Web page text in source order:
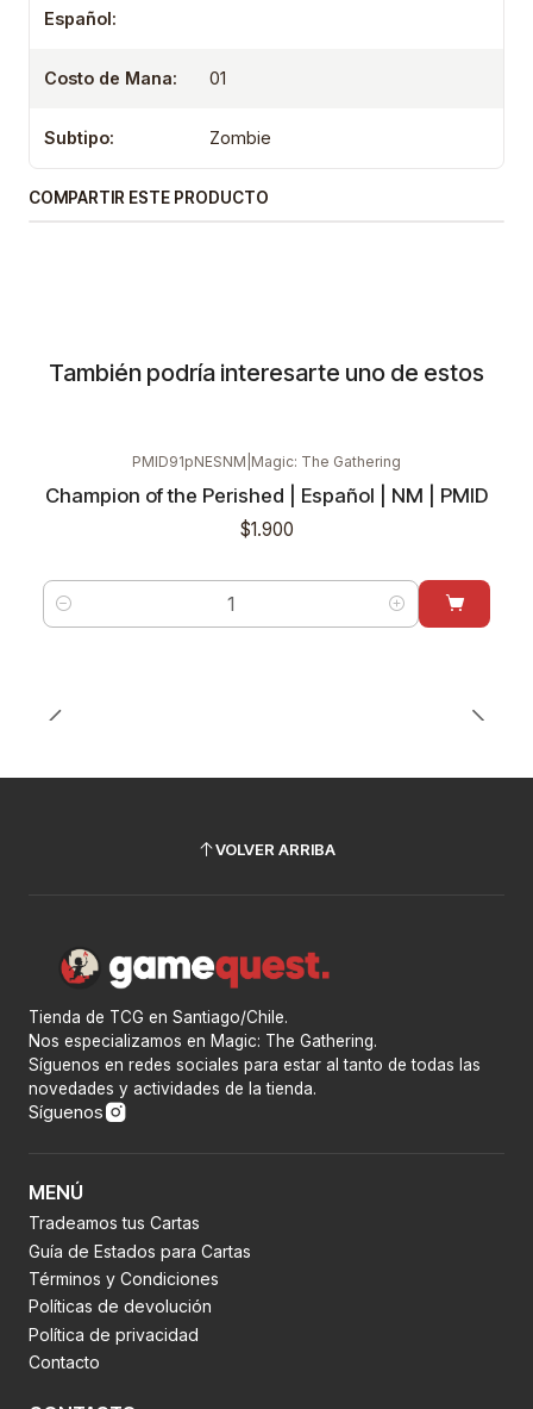
Español:
Costo de Mana: 01
Subtipo: Zombie
COMPARTIR ESTE PRODUCTO
También podría interesarte uno de estos
PMID91pNESNM Magic: The Gathering
Champion of the Perished | Español | NM | PMID
$1.900
Cantidad
VOLVER ARRIBA
Tienda de TCG en Santiago/Chile.
Nos especializamos en Magic: The Gathering.
Síguenos en redes sociales para estar al tanto de todas las
novedades y actividades de la tienda.
Síguenos
MENÚ
Tradeamos tus Cartas
Guía de Estados para Cartas
Términos y Condiciones
Políticas de devolución
Política de privacidad
Contacto